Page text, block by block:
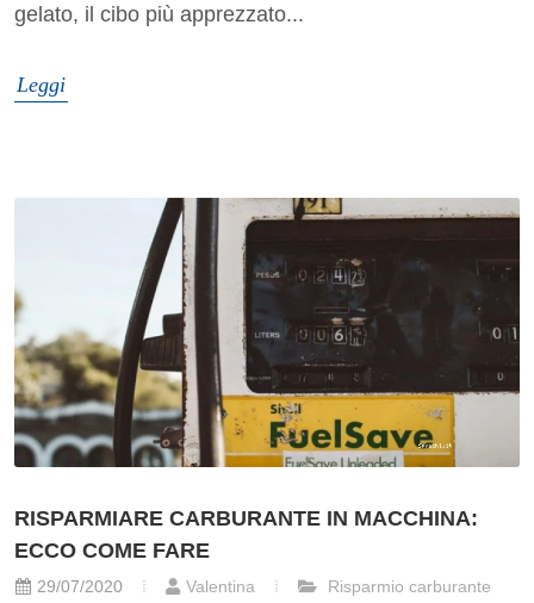
gelato, il cibo più apprezzato...
Leggi
RISPARMIARE CARBURANTE IN MACCHINA:
ECCO COME FARE
29/07/2020 Valentina Risparmio carburante